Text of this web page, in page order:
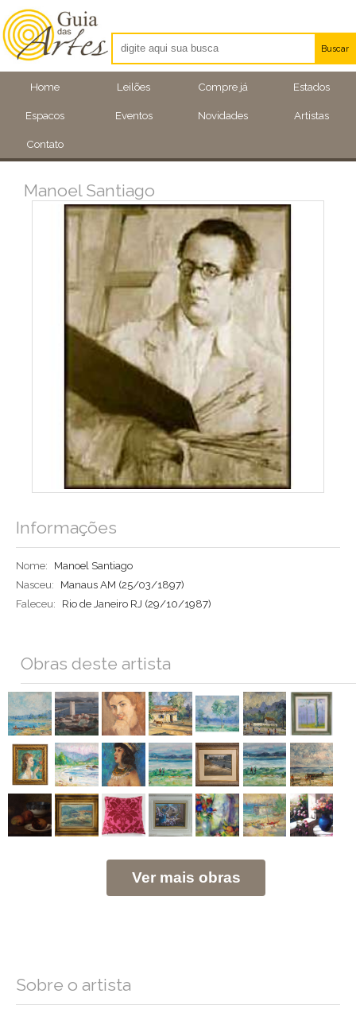
Home Leilões Compre já Estados
Espacos Eventos Novidades Artistas
Contato
Buscar
Artistas
Eventos
Manoel Santiago
Informações
Nome:
Manoel Santiago
Nasceu:
Manaus AM (25/03/1897)
Faleceu:
Rio de Janeiro RJ (29/10/1987)
Obras deste artista
Ver mais obras
Sobre o artista